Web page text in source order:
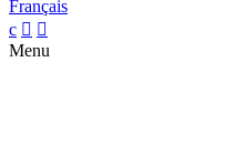
Français
c  
Menu